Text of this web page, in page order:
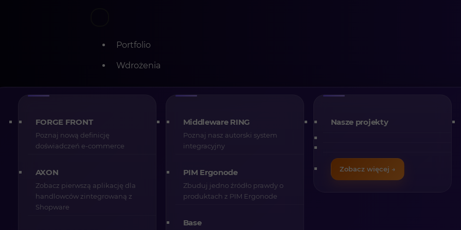
Skip
Portfolio
Wdrożenia
FORGE FRONT
Poznaj nową definicję
doświadczeń e-commerce
AXON
Zobacz pierwszą aplikację dla
handlowców zintegrowaną z
Shopware
Middleware RING
Poznaj nasz autorski system
integracyjny
PIM Ergonode
Zbuduj jedno źródło prawdy o
produktach z PIM Ergonode
Base
Nasze projekty
Zobacz więcej →
AI w e-commerce B2B – gdzie
realnie zwiększa marżę, a
gdzie generuje tylko koszty